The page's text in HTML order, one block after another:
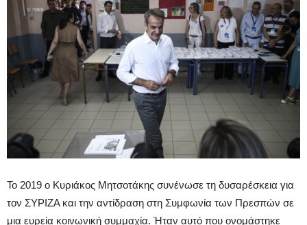
Το 2019 ο Κυριάκος Μητσοτάκης συνένωσε τη δυσαρέσκεια για
τον ΣΥΡΙΖΑ και την αντίδραση στη Συμφωνία των Πρεσπών σε
μια ευρεία κοινωνική συμμαχία. Ήταν αυτό που ονομάστηκε